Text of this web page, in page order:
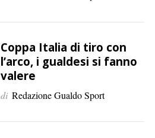
Coppa Italia di tiro con
l’arco, i gualdesi si fanno
valere
di Redazione Gualdo Sport